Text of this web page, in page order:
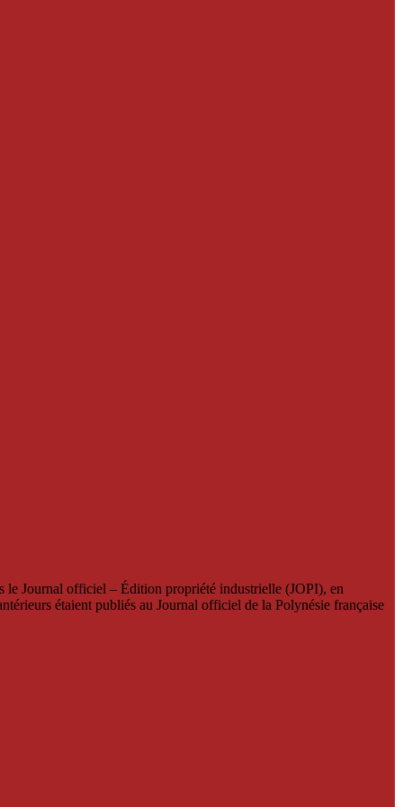
le Journal officiel – Édition propriété industrielle (JOPI), en
étaient publiés au Journal officiel de la Polynésie française